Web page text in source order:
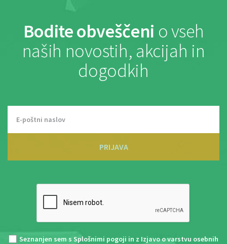
Bodite obveščeni o vseh
naših novostih, akcijah in
dogodkih
PRIJAVA
Seznanjen sem s Splošnimi pogoji in z Izjavo o varstvu osebnih